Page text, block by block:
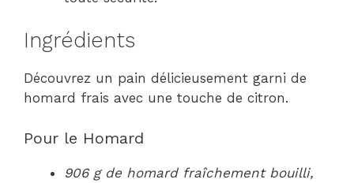
Ingrédients
Découvrez un pain délicieusement garni de
homard frais avec une touche de citron.
Pour le Homard
906 g de homard fraîchement bouilli,